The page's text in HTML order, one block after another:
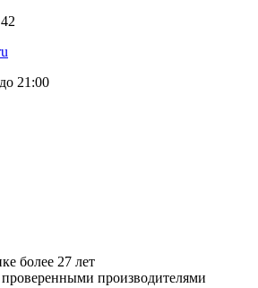
21:00
более 27 лет
производителями